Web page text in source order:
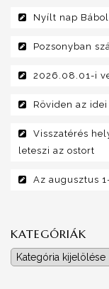
Nyílt nap
Pozsonyban
2026.08.01-i
Röviden az
Visszatérés
leteszi az ostort
Az augusztus
KATEGÓRIÁK
Kategóriák